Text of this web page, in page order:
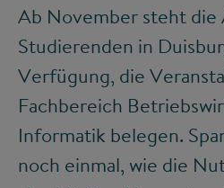
Ab November steht die
Studierenden in
Verfügung, die
Fachbereich
Informatik belegen.
noch einmal, wie die